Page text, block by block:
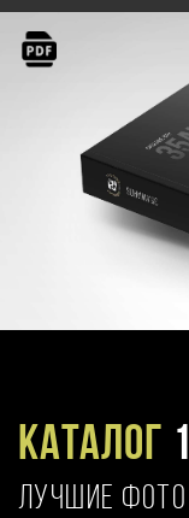
Каталог
ЛУЧШИЕ